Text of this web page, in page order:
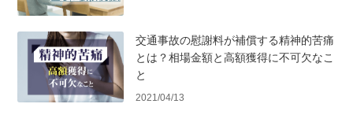
交通事故の慰謝料が補償する精神的苦痛
とは？相場金額と高額獲得に不可欠なこ
と
2021/04/13